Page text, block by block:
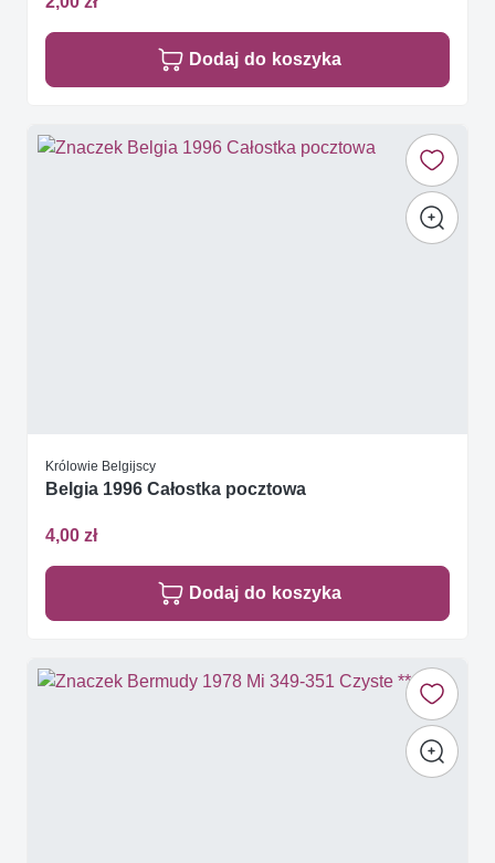
Dodaj do koszyka
Królowie Belgijscy
Belgia 1996 Całostka pocztowa
4,00 zł
Dodaj do koszyka